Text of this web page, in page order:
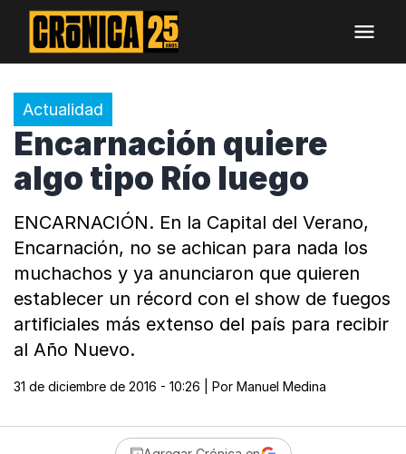
Actualidad
Encarnación quiere
algo tipo Río luego
ENCARNACIÓN. En la Capital del Verano,
Encarnación, no se achican para nada los
muchachos y ya anunciaron que quieren
establecer un récord con el show de fuegos
artificiales más extenso del país para recibir
al Año Nuevo.
31 de diciembre de 2016 - 10:26 | Por Manuel Medina